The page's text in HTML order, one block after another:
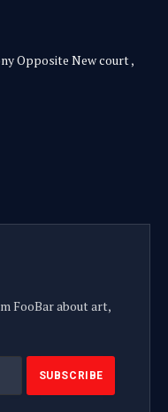
Opposite New court ,
FooBar about art,